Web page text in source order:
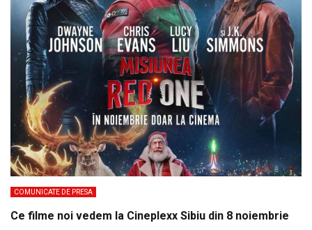
COMUNICATE DE PRESA
Ce filme noi vedem la Cineplexx Sibiu din 8 noiembrie